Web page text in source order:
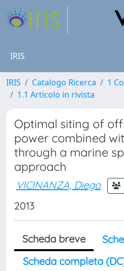
IRIS
IRIS Catalogo Ricerca
1
1.1 Articolo in rivista
Optimal siting of
power combined
through a marine
approach
VICINANZA, Diego
2013
Scheda breve
Scheda completa